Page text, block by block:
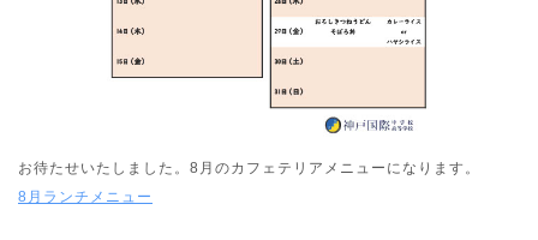
お待たせいたしました。8月のカフェテリアメニューになります。
8月ランチメニュー